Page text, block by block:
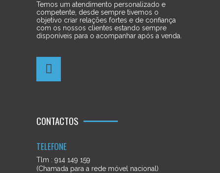
Temos um atendimento personalizado e
competente, desde sempre tivemos o
objetivo criar relações fortes e de confiança
com os nossos clientes estando sempre
disponíveis para o acompanhar após a venda.
CONTACTOS
TELEFONE
Tlm : 914 149 159
(Chamada para a rede móvel nacional)